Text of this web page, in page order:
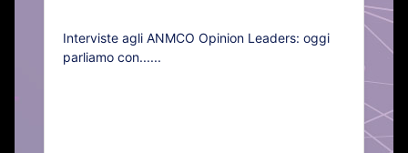
Interviste agli ANMCO Opinion Leaders: oggi
parliamo con......